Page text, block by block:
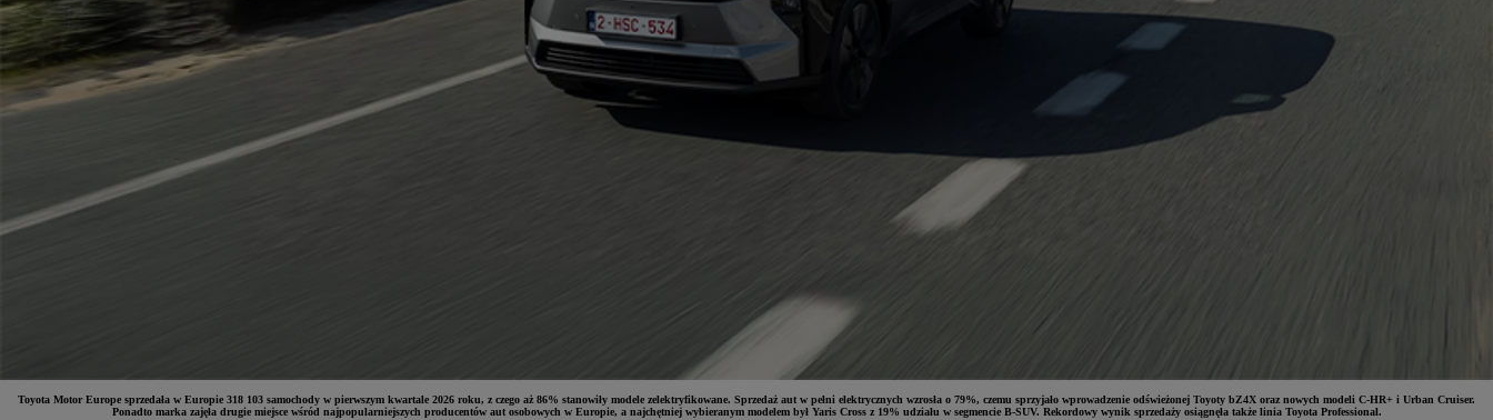
Toyota Motor Europe sprzedała w Europie 318 103 samochody w pierwszym kwartale 2026 roku, z czego aż 86% stanowiły modele zelektryfikowane. Sprzedaż aut w pełni elektrycznych wzrosła o 79%, czemu sprzyjało wprowadzenie odświeżonej Toyoty bZ4X oraz nowych modeli C-HR+ i Urban Cruiser.
Ponadto marka zajęła drugie miejsce wśród najpopularniejszych producentów aut osobowych w Europie, a najchętniej wybieranym modelem był Yaris Cross z 19% udziału w segmencie B-SUV. Rekordowy wynik sprzedaży osiągnęła także linia Toyota Professional.